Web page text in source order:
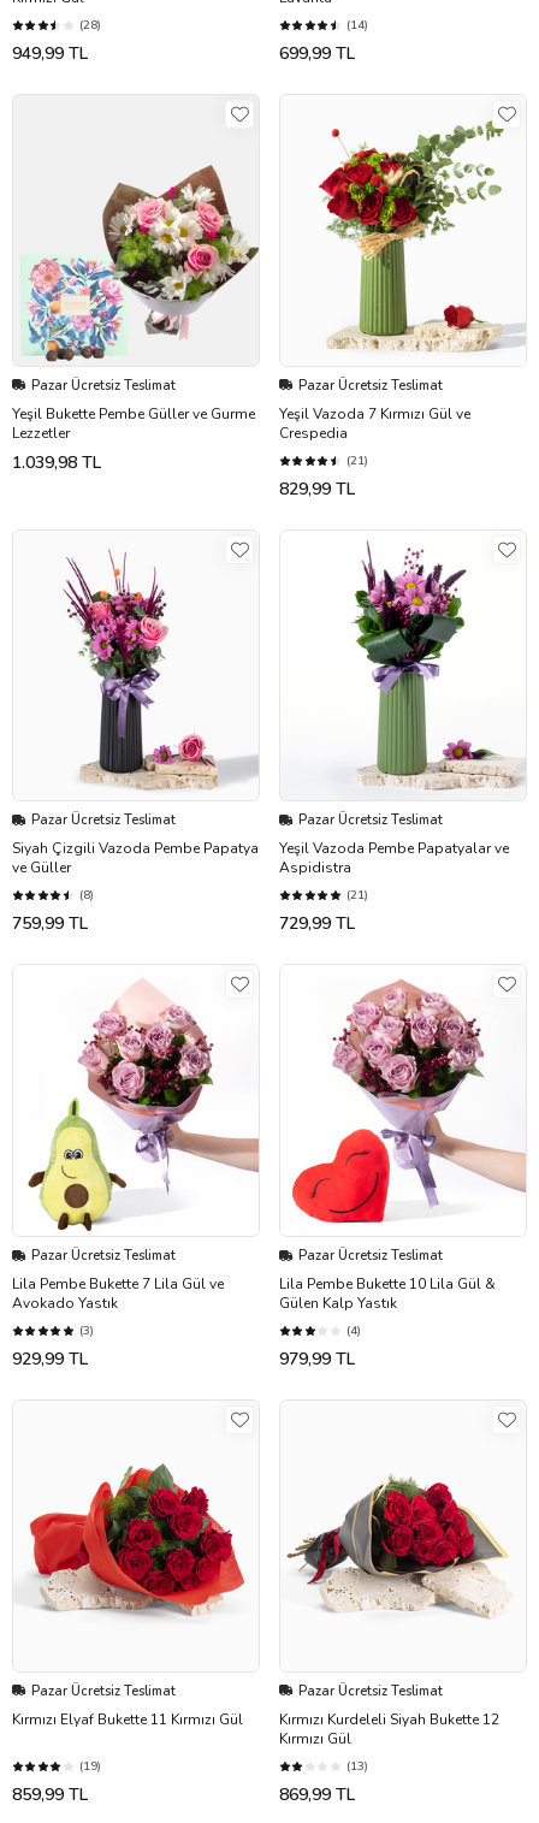
(28)
949,99 TL
(14)
699,99 TL
Pazar Ücretsiz Teslimat
Yeşil Bukette Pembe Güller ve Gurme
Lezzetler
1.039,98 TL
Pazar Ücretsiz Teslimat
Yeşil Vazoda 7 Kırmızı Gül ve
Crespedia
(21)
829,99 TL
Pazar Ücretsiz Teslimat
Siyah Çizgili Vazoda Pembe Papatya
ve Güller
(8)
759,99 TL
Pazar Ücretsiz Teslimat
Yeşil Vazoda Pembe Papatyalar ve
Aspidistra
(21)
729,99 TL
Pazar Ücretsiz Teslimat
Lila Pembe Bukette 7 Lila Gül ve
Avokado Yastık
(3)
929,99 TL
Pazar Ücretsiz Teslimat
Lila Pembe Bukette 10 Lila Gül &
Gülen Kalp Yastık
(4)
979,99 TL
Pazar Ücretsiz Teslimat
Kırmızı Elyaf Bukette 11 Kırmızı Gül
(19)
859,99 TL
Pazar Ücretsiz Teslimat
Kırmızı Kurdeleli Siyah Bukette 12
Kırmızı Gül
(13)
869,99 TL